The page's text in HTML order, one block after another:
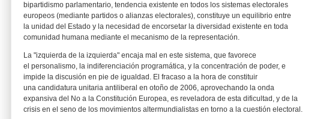
bipartidismo parlamentario, tendencia existente en todos los sistemas electorales
europeos (mediante partidos o alianzas electorales), constituye un equilibrio entre
la unidad del Estado y la necesidad de encorsetar la diversidad existente en toda
comunidad humana mediante el mecanismo de la representación.
La "izquierda de la izquierda" encaja mal en este sistema, que favorece
el personalismo, la indiferenciación programática, y la concentración de poder, e
impide la discusión en pie de igualdad. El fracaso a la hora de constituir
una candidatura unitaria antiliberal en otoño de 2006, aprovechando la onda
expansiva del No a la Constitución Europea, es reveladora de esta dificultad, y de la
crisis en el seno de los movimientos altermundialistas en torno a la cuestión electoral.